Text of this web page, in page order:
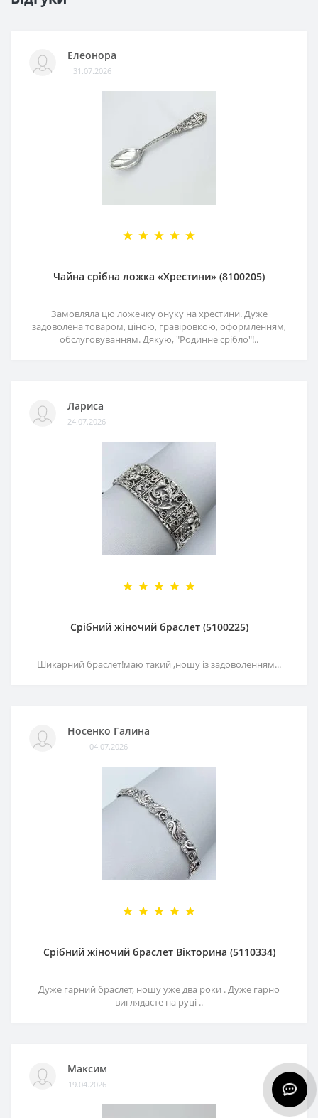
Елеонора
31.07.2026
Чайна срібна ложка «Хрестини» (8100205)
Замовляла цю ложечку онуку на хрестини. Дуже
задоволена товаром, ціною, гравіровкою, оформленням,
обслуговуванням. Дякую, "Родинне срібло"!..
Лариса
24.07.2026
Срібний жіночий браслет (5100225)
Шикарний браслет!маю такий ,ношу із задоволенням...
Носенко Галина
04.07.2026
Срібний жіночий браслет Вікторина (5110334)
Дуже гарний браслет, ношу уже два роки . Дуже гарно
виглядаєте на руці ..
Максим
19.04.2026